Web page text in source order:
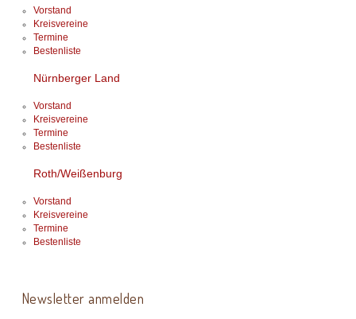
Vorstand
Kreisvereine
Termine
Bestenliste
Nürnberger Land
Vorstand
Kreisvereine
Termine
Bestenliste
Roth/Weißenburg
Vorstand
Kreisvereine
Termine
Bestenliste
Newsletter anmelden